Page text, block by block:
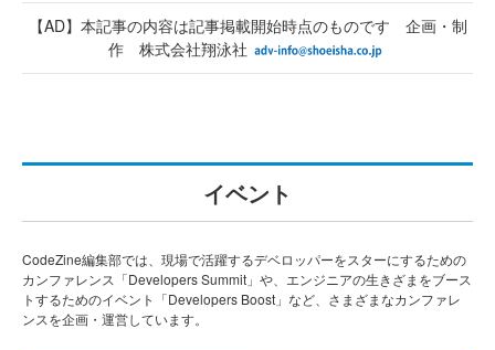
【AD】本記事の内容は記事掲載開始時点のものです 企画・制
作 株式会社翔泳社
イベント
CodeZine編集部では、現場で活躍するデベロッパーをスターにするための
カンファレンス「Developers Summit」や、エンジニアの生きざまをブース
トするためのイベント「Developers Boost」など、さまざまなカンファレ
ンスを企画・運営しています。